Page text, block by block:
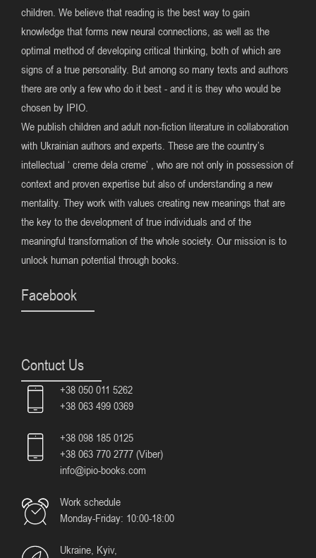
children. We believe that reading is the best way to gain
knowledge that forms new neural connections, as well as the
optimal method of developing critical thinking, both of which are
signs of a true personality. But among so many texts and authors
there are only a few who do it best - and it is they who would be
chosen by IPIO.
We publish children and adult non-fiction literature in collaboration
with Ukrainian authors and experts. These are the country’s
intellectual ‘ creme dela creme’ , who are not only in possession of
context and proven expertise but also of understanding a new
mentality. They work with values creating new meanings that are
the key to the development of true individuals and of the
meaningful transformation of the whole society. Our mission is to
unlock human potential through books.
Facebook
Contuct Us
+38 050 011 5262
+38 063 499 0369
+38 098 185 0125
+38 063 770 2777 (Viber)
info@ipio-books.com
Work schedule
Monday-Friday: 10:00-18:00
Ukraine, Kyiv,